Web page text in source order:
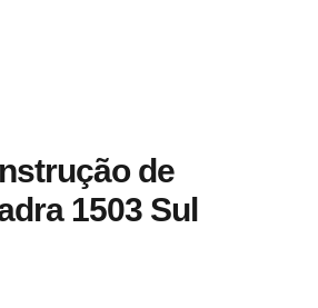
de
1503 Sul